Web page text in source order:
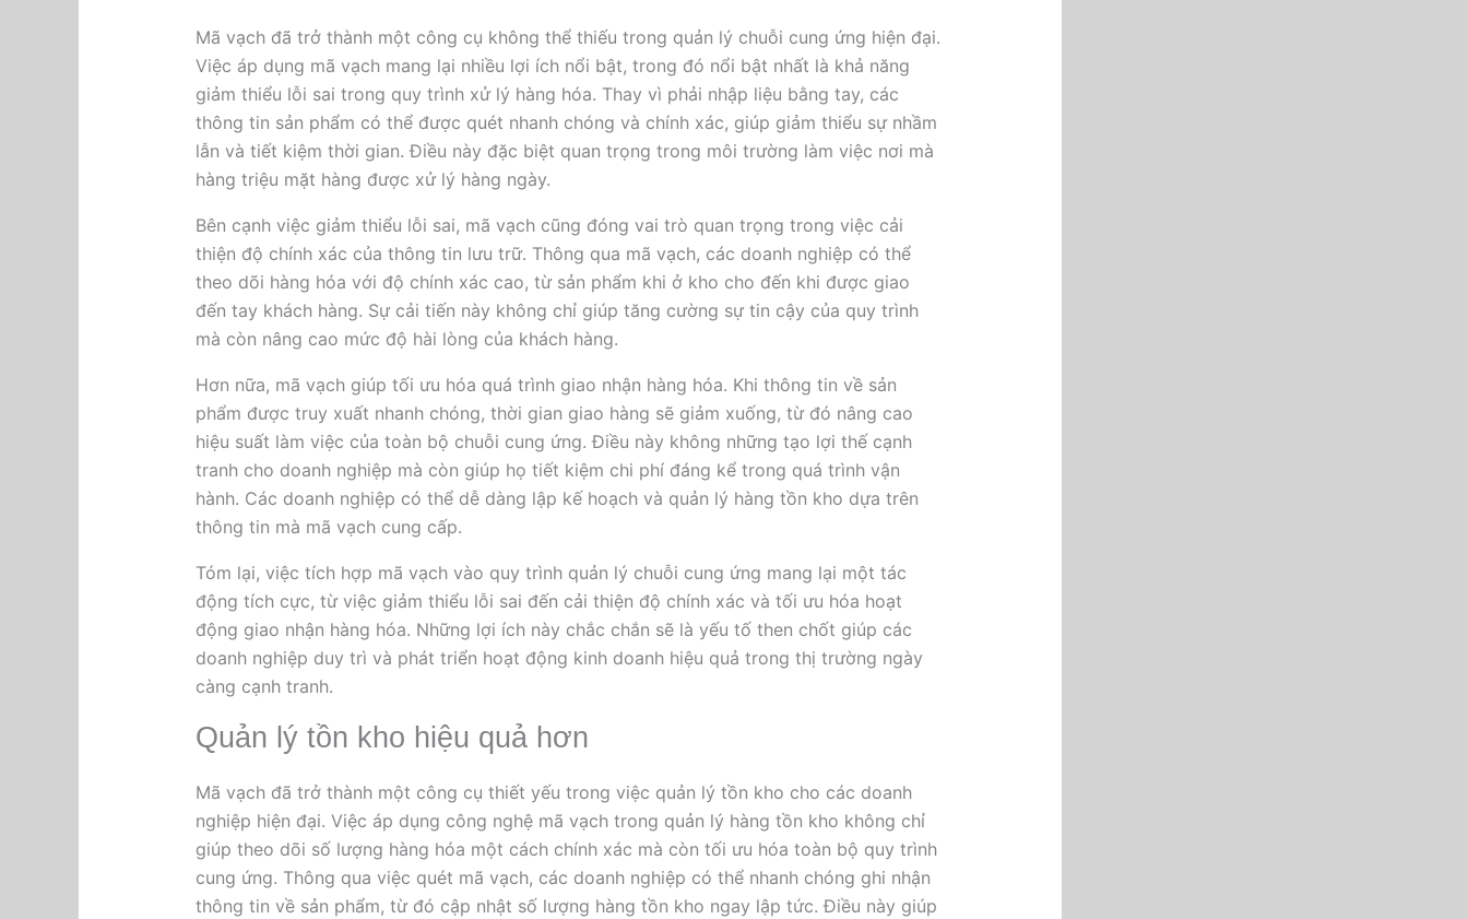
Mã vạch đã trở thành một công cụ không thể thiếu trong quản lý chuỗi cung ứng hiện đại.
Việc áp dụng mã vạch mang lại nhiều lợi ích nổi bật, trong đó nổi bật nhất là khả năng
giảm thiểu lỗi sai trong quy trình xử lý hàng hóa. Thay vì phải nhập liệu bằng tay, các
thông tin sản phẩm có thể được quét nhanh chóng và chính xác, giúp giảm thiểu sự nhầm
lẫn và tiết kiệm thời gian. Điều này đặc biệt quan trọng trong môi trường làm việc nơi mà
hàng triệu mặt hàng được xử lý hàng ngày.
Bên cạnh việc giảm thiểu lỗi sai, mã vạch cũng đóng vai trò quan trọng trong việc cải
thiện độ chính xác của thông tin lưu trữ. Thông qua mã vạch, các doanh nghiệp có thể
theo dõi hàng hóa với độ chính xác cao, từ sản phẩm khi ở kho cho đến khi được giao
đến tay khách hàng. Sự cải tiến này không chỉ giúp tăng cường sự tin cậy của quy trình
mà còn nâng cao mức độ hài lòng của khách hàng.
Hơn nữa, mã vạch giúp tối ưu hóa quá trình giao nhận hàng hóa. Khi thông tin về sản
phẩm được truy xuất nhanh chóng, thời gian giao hàng sẽ giảm xuống, từ đó nâng cao
hiệu suất làm việc của toàn bộ chuỗi cung ứng. Điều này không những tạo lợi thế cạnh
tranh cho doanh nghiệp mà còn giúp họ tiết kiệm chi phí đáng kể trong quá trình vận
hành. Các doanh nghiệp có thể dễ dàng lập kế hoạch và quản lý hàng tồn kho dựa trên
thông tin mà mã vạch cung cấp.
Tóm lại, việc tích hợp mã vạch vào quy trình quản lý chuỗi cung ứng mang lại một tác
động tích cực, từ việc giảm thiểu lỗi sai đến cải thiện độ chính xác và tối ưu hóa hoạt
động giao nhận hàng hóa. Những lợi ích này chắc chắn sẽ là yếu tố then chốt giúp các
doanh nghiệp duy trì và phát triển hoạt động kinh doanh hiệu quả trong thị trường ngày
càng cạnh tranh.
Quản lý tồn kho hiệu quả hơn
Mã vạch đã trở thành một công cụ thiết yếu trong việc quản lý tồn kho cho các doanh
nghiệp hiện đại. Việc áp dụng công nghệ mã vạch trong quản lý hàng tồn kho không chỉ
giúp theo dõi số lượng hàng hóa một cách chính xác mà còn tối ưu hóa toàn bộ quy trình
cung ứng. Thông qua việc quét mã vạch, các doanh nghiệp có thể nhanh chóng ghi nhận
thông tin về sản phẩm, từ đó cập nhật số lượng hàng tồn kho ngay lập tức. Điều này giúp